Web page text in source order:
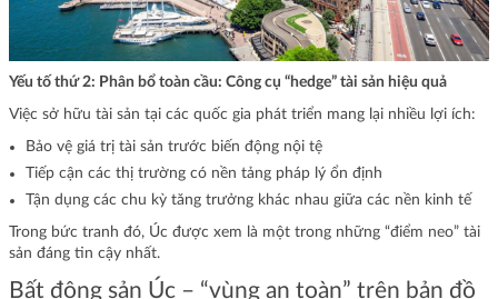
Yếu tố thứ 2: Phân bổ toàn cầu: Công cụ “hedge” tài sản hiệu quả
Việc sở hữu tài sản tại các quốc gia phát triển mang lại nhiều lợi ích:
Bảo vệ giá trị tài sản trước biến động nội tệ
Tiếp cận các thị trường có nền tảng pháp lý ổn định
Tận dụng các chu kỳ tăng trưởng khác nhau giữa các nền kinh tế
Trong bức tranh đó, Úc được xem là một trong những “điểm neo” tài
sản đáng tin cậy nhất.
Bất động sản Úc – “vùng an toàn” trên bản đồ